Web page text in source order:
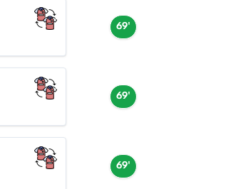
69'
69'
69'